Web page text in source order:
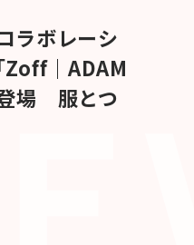
ラボレーシ
Zoff｜ADAM
場 服とつ